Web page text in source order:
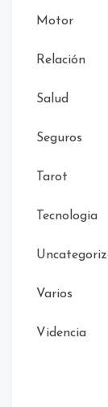
Motor
Relación
Salud
Seguros
Tarot
Tecnologia
Varios
Videncia